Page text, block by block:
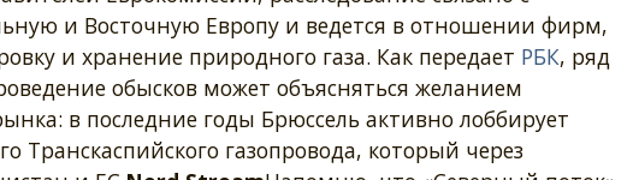
и Восточную Европу и ведется в отношении фирм,
и хранение природного газа. Как передает РБК, ряд
обысков может объясняться желанием
в последние годы Брюссель активно лоббирует
Транскаспийского газопровода, который через